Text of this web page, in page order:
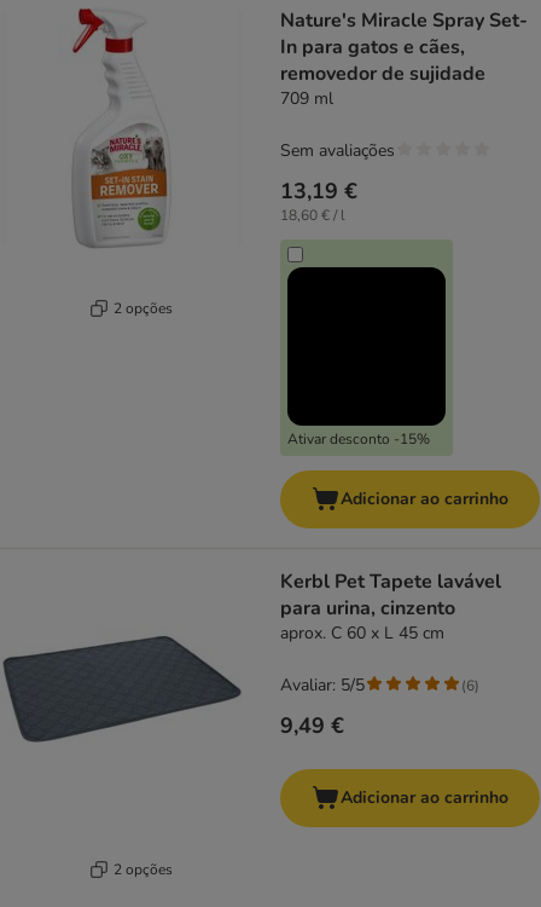
2 opções
Nature's Miracle Spray Set-
In para gatos e cães,
removedor de sujidade
709 ml
13,19 €
18,60 € / l
Ativar desconto -15%
Sem avaliações
Adicionar ao carrinho
2 opções
Kerbl Pet Tapete lavável
para urina, cinzento
aprox. C 60 x L 45 cm
9,49 €
Avaliar: 5/5 (6)
Adicionar ao carrinho